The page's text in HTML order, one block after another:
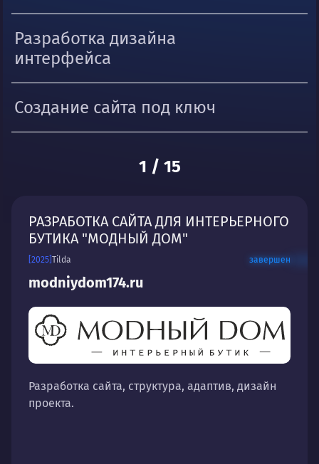
Разработка дизайна
интерфейса
Создание сайта под ключ
1 / 15
РАЗРАБОТКА САЙТА ДЛЯ ИНТЕРЬЕРНОГО
БУТИКА "МОДНЫЙ ДОМ"
[2025] Tilda завершен
modniydom174.ru
Разработка сайта, структура, адаптив, дизайн
проекта.